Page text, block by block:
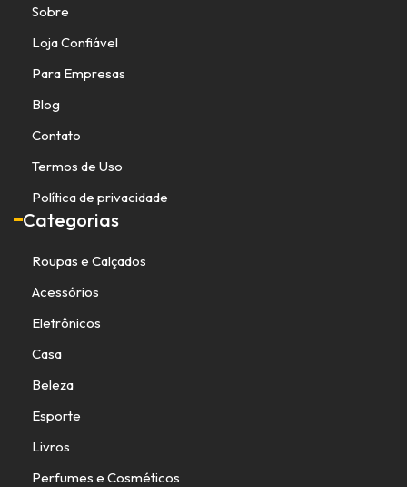
Sobre
Loja Confiável
Para Empresas
Blog
Contato
Termos de Uso
Política de privacidade
Categorias
Roupas e Calçados
Acessórios
Eletrônicos
Casa
Beleza
Esporte
Livros
Perfumes e Cosméticos